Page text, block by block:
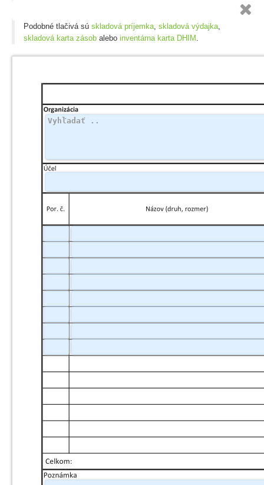

Podobné tlačivá sú skladová príjemka, skladová výdajka,
skladová karta zásob alebo inventárna karta DHIM .